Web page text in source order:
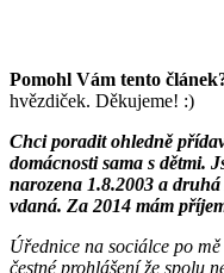
Pomohl Vám tento
hvězdiček. Děkujeme! :)
Chci poradit ohledně
domácnosti sama s dětmi.
narozena 1.8.2003 a
vdaná. Za 2014 mám
Úřednice na sociálce po
čestné prohlášení že spolu